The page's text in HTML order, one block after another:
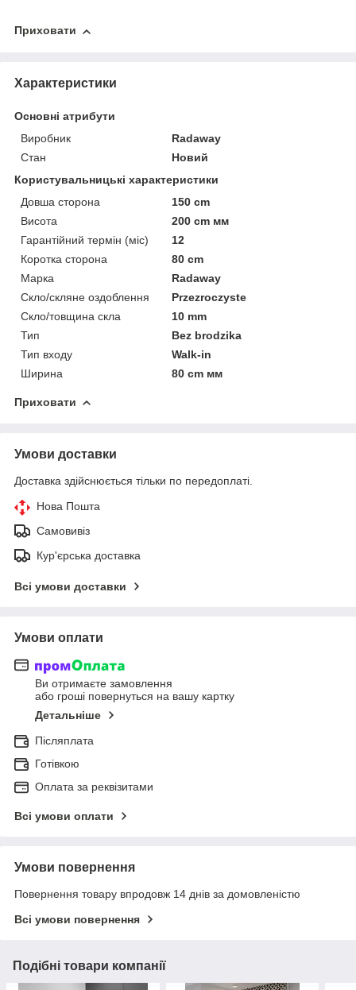
Приховати
Характеристики
Основні атрибути
Виробник
Radaway
Стан
Новий
Користувальницькі характеристики
Довша сторона
150 cm
Висота
200 cm мм
Гарантійний термін (міс)
12
Коротка сторона
80 cm
Марка
Radaway
Скло/скляне оздоблення
Przezroczyste
Скло/товщина скла
10 mm
Тип
Bez brodzika
Тип входу
Walk-in
Ширина
80 cm мм
Приховати
Умови доставки
Доставка здійснюється тільки по передоплаті.
Нова Пошта
Самовивіз
Кур'єрська доставка
Всі умови доставки
Умови оплати
Ви отримаєте замовлення
або гроші повернуться на вашу картку
Детальніше
Післяплата
Готівкою
Оплата за реквізитами
Всі умови оплати
Умови повернення
Повернення товару впродовж 14 днів за домовленістю
Всі умови повернення
Подібні товари компанії